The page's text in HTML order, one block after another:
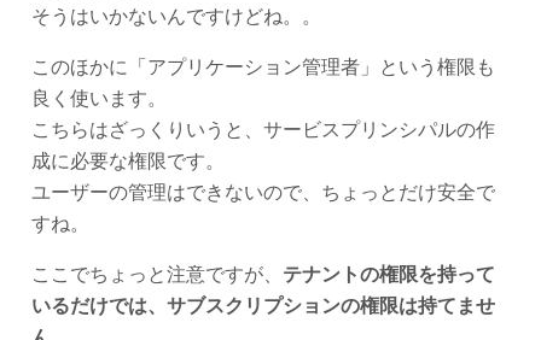
そうはいかないんですけどね。。
このほかに「アプリケーション管理者」という権限も
良く使います。
こちらはざっくりいうと、サービスプリンシパルの作
成に必要な権限です。
ユーザーの管理はできないので、ちょっとだけ安全で
すね。
ここでちょっと注意ですが、 テナントの権限を持って
いるだけでは、サブスクリプションの権限は持てませ